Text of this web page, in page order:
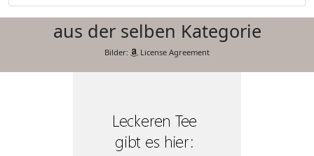
aus der selben Kategorie
Bilder: License Agreement